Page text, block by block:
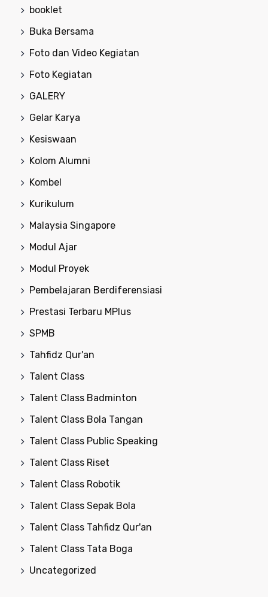
booklet
Buka Bersama
Foto dan Video Kegiatan
Foto Kegiatan
GALERY
Gelar Karya
Kesiswaan
Kolom Alumni
Kombel
Kurikulum
Malaysia Singapore
Modul Ajar
Modul Proyek
Pembelajaran Berdiferensiasi
Prestasi Terbaru MPlus
SPMB
Tahfidz Qur'an
Talent Class
Talent Class Badminton
Talent Class Bola Tangan
Talent Class Public Speaking
Talent Class Riset
Talent Class Robotik
Talent Class Sepak Bola
Talent Class Tahfidz Qur'an
Talent Class Tata Boga
Uncategorized